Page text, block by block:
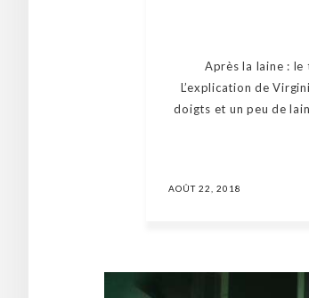
Après la laine :
L’explication de
doigts et un peu de
AOÛT 22, 2018